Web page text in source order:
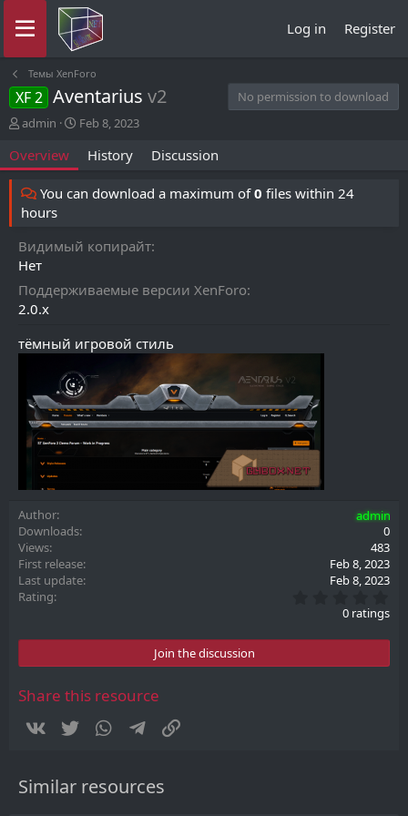
Log in Register
Темы XenForo
XF 2 Aventariusv2
No permission to download
A
t
h
o
r
admin
C
t
d
t
Feb 8, 2023
Overview History Discussion
You can download a maximum of0 files within 24
hours
Видимый копирайт
Нет
Поддерживаемые версии XenForo
2.0.x
тёмный игровой стиль
Author
admin
Downloads
0
Views
483
First release
Feb 8, 2023
Last update
Feb 8, 2023
Rating
.
0
t
0 ratings
Join the discussion
Share this resource
Vkontakte
Twitter WhatsAppTelegram
Similar resources